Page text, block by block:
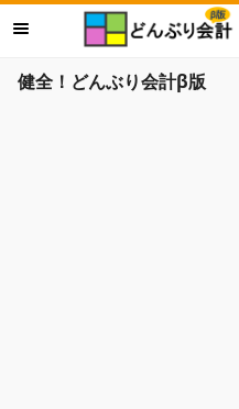
健全！どんぶり会計β版